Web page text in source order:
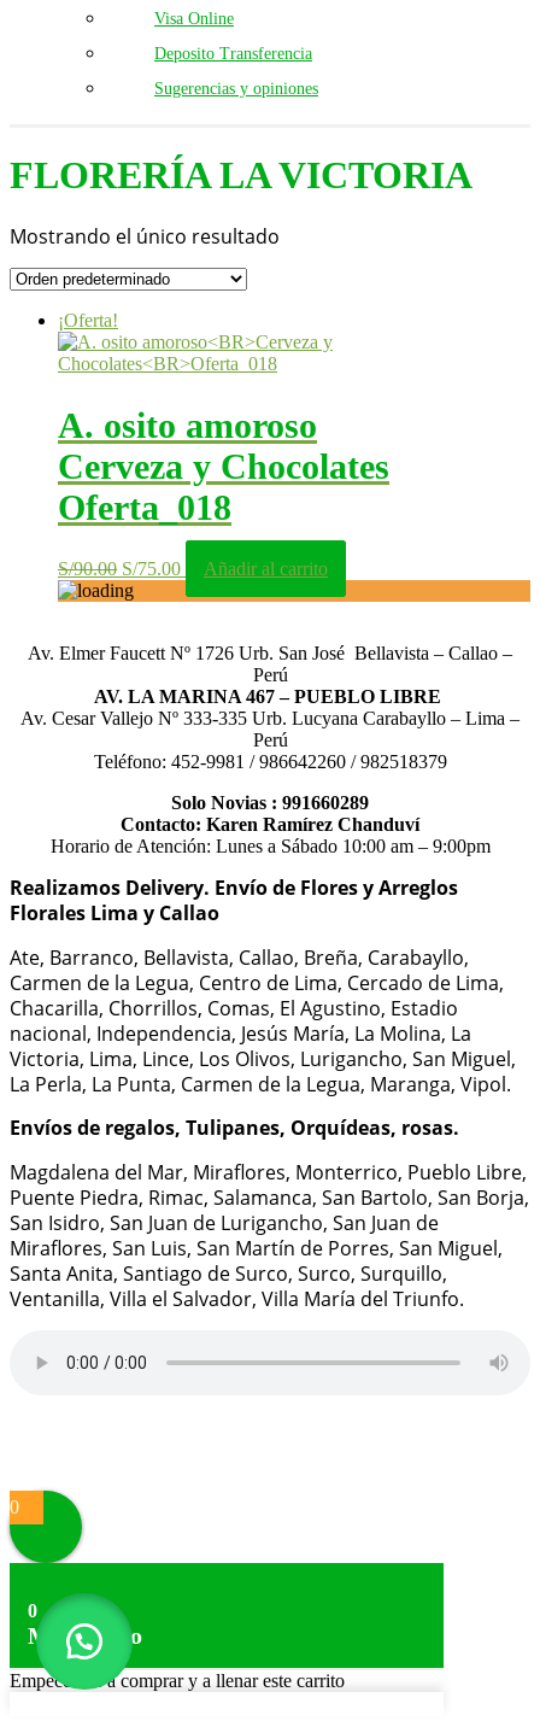
Visa Online
Deposito Transferencia
Sugerencias y opiniones
FLORERÍA LA VICTORIA
Mostrando el único resultado
¡Oferta!
A. osito amoroso
Cerveza y Chocolates
Oferta_018
S/90.00 El
precio
S/90.00.
S/75.00El
S/75.00.
Añadir al carrito
Av. Elmer Faucett Nº 1726 Urb. San José Bellavista – Callao –
Perú
AV. LA MARINA 467 – PUEBLO LIBRE
Av. Cesar Vallejo Nº 333-335 Urb. Lucyana Carabayllo – Lima –
Perú
Teléfono: 452-9981 / 986642260 / 982518379
Solo Novias : 991660289
Contacto: Karen Ramírez Chanduví
Horario de Atención: Lunes a Sábado 10:00 am – 9:00pm
Realizamos Delivery. Envío de Flores y Arreglos
Florales Lima y Callao
Ate, Barranco, Bellavista, Callao, Breña, Carabayllo,
Carmen de la Legua, Centro de Lima, Cercado de Lima,
Chacarilla, Chorrillos, Comas, El Agustino, Estadio
nacional, Independencia, Jesús María, La Molina, La
Victoria, Lima, Lince, Los Olivos, Lurigancho, San Miguel,
La Perla, La Punta, Carmen de la Legua, Maranga, Vipol.
Envíos de regalos, Tulipanes, Orquídeas, rosas.
Magdalena del Mar, Miraflores, Monterrico, Pueblo Libre,
Puente Piedra, Rimac, Salamanca, San Bartolo, San Borja,
San Isidro, San Juan de Lurigancho, San Juan de
Miraflores, San Luis, San Martín de Porres, San Miguel,
Santa Anita, Santiago de Surco, Surco, Surquillo,
Ventanilla, Villa el Salvador, Villa María del Triunfo.
0
0
Mi Carrito
Empecemos a comprar y a llenar este carrito